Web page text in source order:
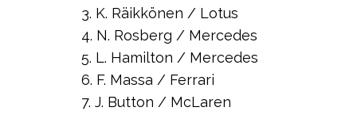
3. K. Räikkönen / Lotus
4. N. Rosberg / Mercedes
5. L. Hamilton / Mercedes
6. F. Massa / Ferrari
7. J. Button / McLaren